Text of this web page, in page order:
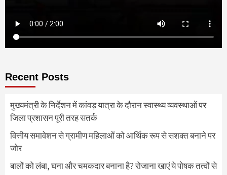
Recent Posts
मुख्यमंत्री के निर्देशन में कांवड़ यात्रा के दौरान स्वास्थ्य व्यवस्थाओं पर
जिला प्रशासन पूरी तरह सतर्क
वित्तीय समावेशन से ग्रामीण महिलाओं को आर्थिक रूप से सशक्त बनाने पर
जोर
बालों को लंबा, घना और चमकदार बनाना है? रोजाना खाएं ये पोषक तत्वों से